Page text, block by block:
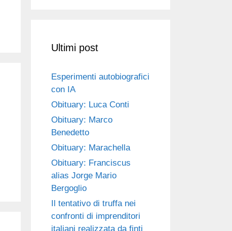
Ultimi post
Esperimenti autobiografici
con IA
Obituary: Luca Conti
Obituary: Marco
Benedetto
Obituary: Marachella
Obituary: Franciscus
alias Jorge Mario
Bergoglio
Il tentativo di truffa nei
confronti di imprenditori
italiani realizzata da finti